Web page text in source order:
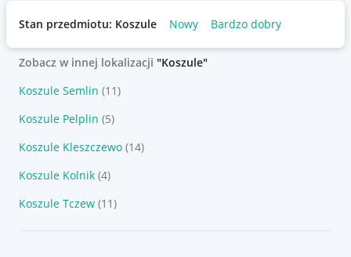
Stan przedmiotu: Koszule Nowy Bardzo dobry
Zobacz w innej lokalizacji "Koszule"
Koszule Semlin (11)
Koszule Pelplin (5)
Koszule Kleszczewo (14)
Koszule Kolnik (4)
Koszule Tczew (11)